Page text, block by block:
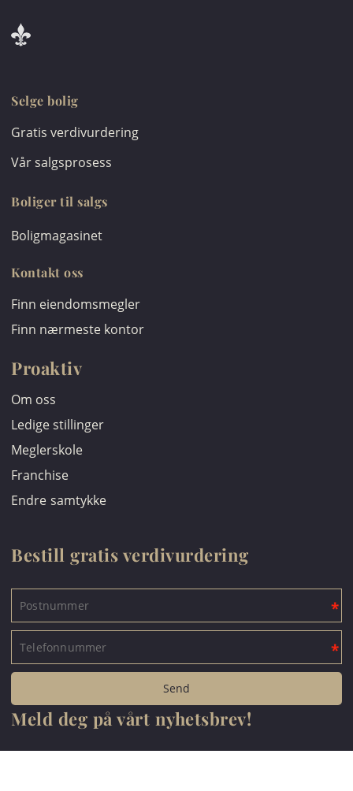
Selge bolig
Gratis verdivurdering
Vår salgsprosess
Boliger til salgs
Boligmagasinet
Kontakt oss
Finn eiendomsmegler
Finn nærmeste kontor
Proaktiv
Om oss
Ledige stillinger
Meglerskole
Franchise
Endre samtykke
Bestill gratis verdivurdering
Meld deg på vårt nyhetsbrev!